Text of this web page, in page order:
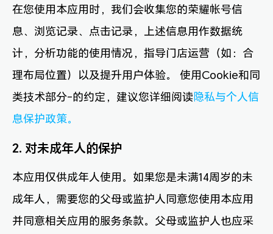
在您使用本应用时，我们会收集您的荣耀帐号信
息、浏览记录、点击记录，上述信息用作数据统
计，分析功能的使用情况，指导门店运营（如：合
理布局位置）以及提升用户体验。 使用Cookie和同
类技术部分-的约定，建议您详细阅读隐私与个人信
息保护政策。
2. 对未成年人的保护
本应用仅供成年人使用。如果您是未满14周岁的未
成年人，需要您的父母或监护人同意您使用本应用
并同意相关应用的服务条款。父母或监护人也应采